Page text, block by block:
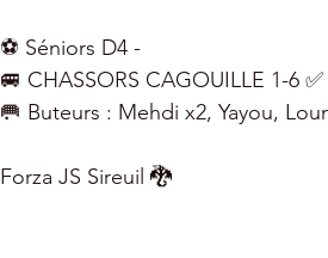
⚽️ Séniors D4 -
🚐 CHASSORS CAGOUILLE 1-6 ✅
🥅 Buteurs : Mehdi x2, Yayou,
Forza JS Sireuil 🐉